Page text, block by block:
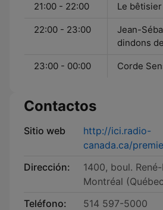
21:00 - 22:00 Le bêtisier
22:00 - 23:00
Jean-
dindons
23:00 - 00:00 Corde
Contactos
Sitio web
http://ici.radio-
canada.ca/
Dirección:
1400, boul.
Montréal
Teléfono:
514 597-5000